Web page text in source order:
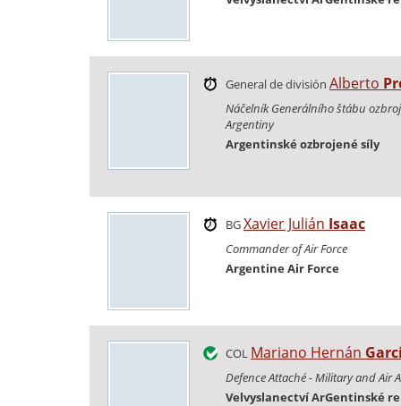
General de división Alberto
Náčelník Generálního štábu
Argentiny
Argentinské ozbrojené síly
BGXavier Julián Isaac
Commander of Air Force
Argentine Air Force
COL Mariano Hernán
Defence Attaché - Military and Air
Velvyslanectví ArGentinské